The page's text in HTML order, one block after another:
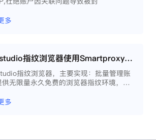
多
Hubstudio指纹浏览器使用Smartproxy教程
指纹浏览器，主要实现：批量管理账
无限量永久免费的浏览器指纹环境，并
率 。
多